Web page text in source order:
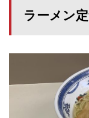
ラーメン